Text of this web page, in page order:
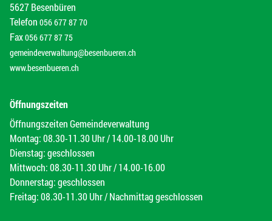
5627 Besenbüren
Telefon 056 677 87 70
Fax056 677 87 75
gemeindeverwaltung@besenbueren.ch
www.besenbueren.ch
Öffnungszeiten
Öffnungszeiten Gemeindeverwaltung
Montag: 08.30-11.30 Uhr / 14.00-18.00 Uhr
Dienstag: geschlossen
Mittwoch: 08.30-11.30 Uhr / 14.00-16.00
Donnerstag: geschlossen
Freitag: 08.30-11.30 Uhr / Nachmittag geschlossen